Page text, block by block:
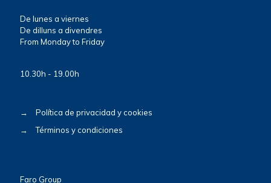
De lunes a viernes
De dilluns a divendres
From Monday to Friday
10.30h - 19.00h
→
Política de privacidad y cookies
→
Términos y condiciones
Faro Group